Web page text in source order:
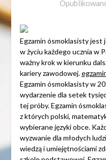
Egzamin ósmoklasisty jest
w życiu każdego ucznia w
ważny krok w kierunku
kariery zawodowej.
Egzamin ósmoklasisty w
wydarzenie dla setek
tej próby. Egzamin
z których polski,
wybierane języki obce.
wyzwanie dla młodych
wiedzą i umiejętnościami